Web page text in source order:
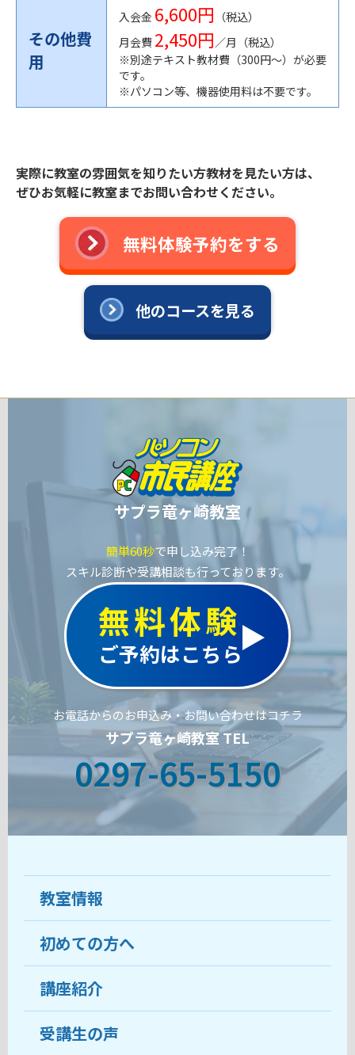
その他費
用
入会金 6,600円 （税込）
月会費 2,450円／月（税込）
※別途テキスト教材費（300円〜）が必要
です。
※パソコン等、機器使用料は不要です。
実際に教室の雰囲気を知りたい方教材を見たい方は、
ぜひお気軽に教室までお問い合わせください。
無料体験予約をする
他のコースを見る
サプラ竜ヶ崎教室
簡単60秒で申し込み完了！
スキル診断や受講相談も行っております。
無料体験
ご予約はこちら
お電話からのお申込み・お問い合わせはコチラ
サプラ竜ヶ崎教室 TEL
0297-65-5150
教室情報
教室について
受講生の声
おすすめ・人気の講座
初めての方へ
ココがおすすめ
料金
講座紹介
受講生の声